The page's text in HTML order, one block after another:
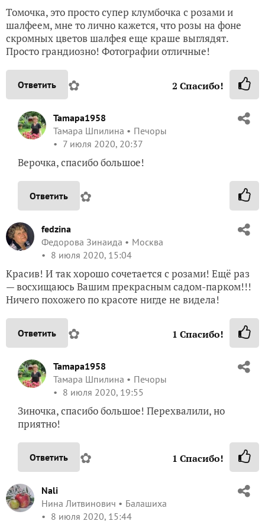
Томочка, это просто супер клумбочка с розами и
шалфеем, мне то лично кажется, что розы на фоне
скромных цветов шалфея еще краше выглядят.
Просто грандиозно! Фотографии отличные!
Ответить ✿ 2 Спасибо!
Tamapa1958
Тамара Шпилина
Печоры
7 июля 2020, 20:37
Верочка, спасибо большое!
Ответить ✿
fedzina
Федорова Зинаида
Москва
8 июля 2020, 15:04
Красив! И так хорошо сочетается с розами! Ещё раз
— восхищаюсь Вашим прекрасным садом-парком!!!
Ничего похожего по красоте нигде не видела!
Ответить ✿ 1 Спасибо!
Tamapa1958
Тамара Шпилина
Печоры
8 июля 2020, 19:55
Зиночка, спасибо большое! Перехвалили, но
приятно!
Ответить ✿ 1 Спасибо!
Nali
Нина Литвинович
Балашиха
8 июля 2020, 15:44